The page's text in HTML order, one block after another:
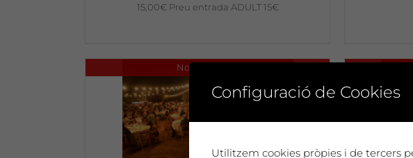
15,00€ Preu entrada ADULT 15€
No disponible
Configuració de Cookies
Utilitzem cookies pròpies i de tercers